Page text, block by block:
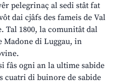
pelegrinaç al sedi stât fat
dai cjâfs des fameis de Val
Tal 1800, la comunitât dal
Madone di Luggau, in
fâs ogni an la ultime sabide
cuatri di buinore de sabide